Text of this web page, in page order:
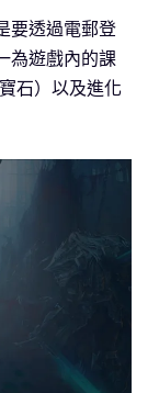
要透過電郵登
為遊戲內的課
石）以及進化